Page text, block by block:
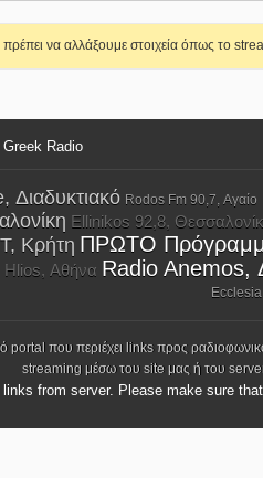
πρέπει να αλλάξουμε στοιχεία όπως το
Greek Radio
Διαδυκτιακό Rodos Fm 90,7, Αγαίο
Ellinikos 92,8,
Κρήτη ΠΡΩΤΟ
Hlios, Αθήνα Radio Anemos,
portal που περιέχει links προς
streaming μέσω του site μας ή του server
links from server. Please make sure